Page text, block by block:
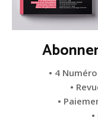
• 4
•
•